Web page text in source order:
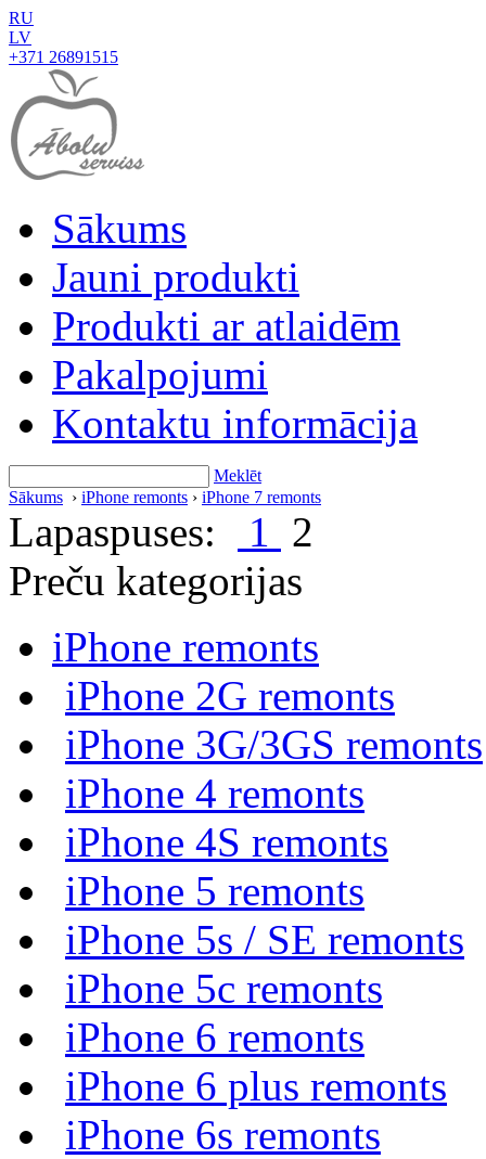
RU
LV
+371 26891515
Sākums
Jauni produkti
Produkti ar atlaidēm
Pakalpojumi
Kontaktu informācija
Meklēt
Sākums › iPhone remonts › iPhone 7 remonts
Lapaspuses: 1 2
Preču kategorijas
iPhone remonts
iPhone 2G remonts
iPhone 3G/3GS remonts
iPhone 4 remonts
iPhone 4S remonts
iPhone 5 remonts
iPhone 5s / SE remonts
iPhone 5c remonts
iPhone 6 remonts
iPhone 6 plus remonts
iPhone 6s remonts